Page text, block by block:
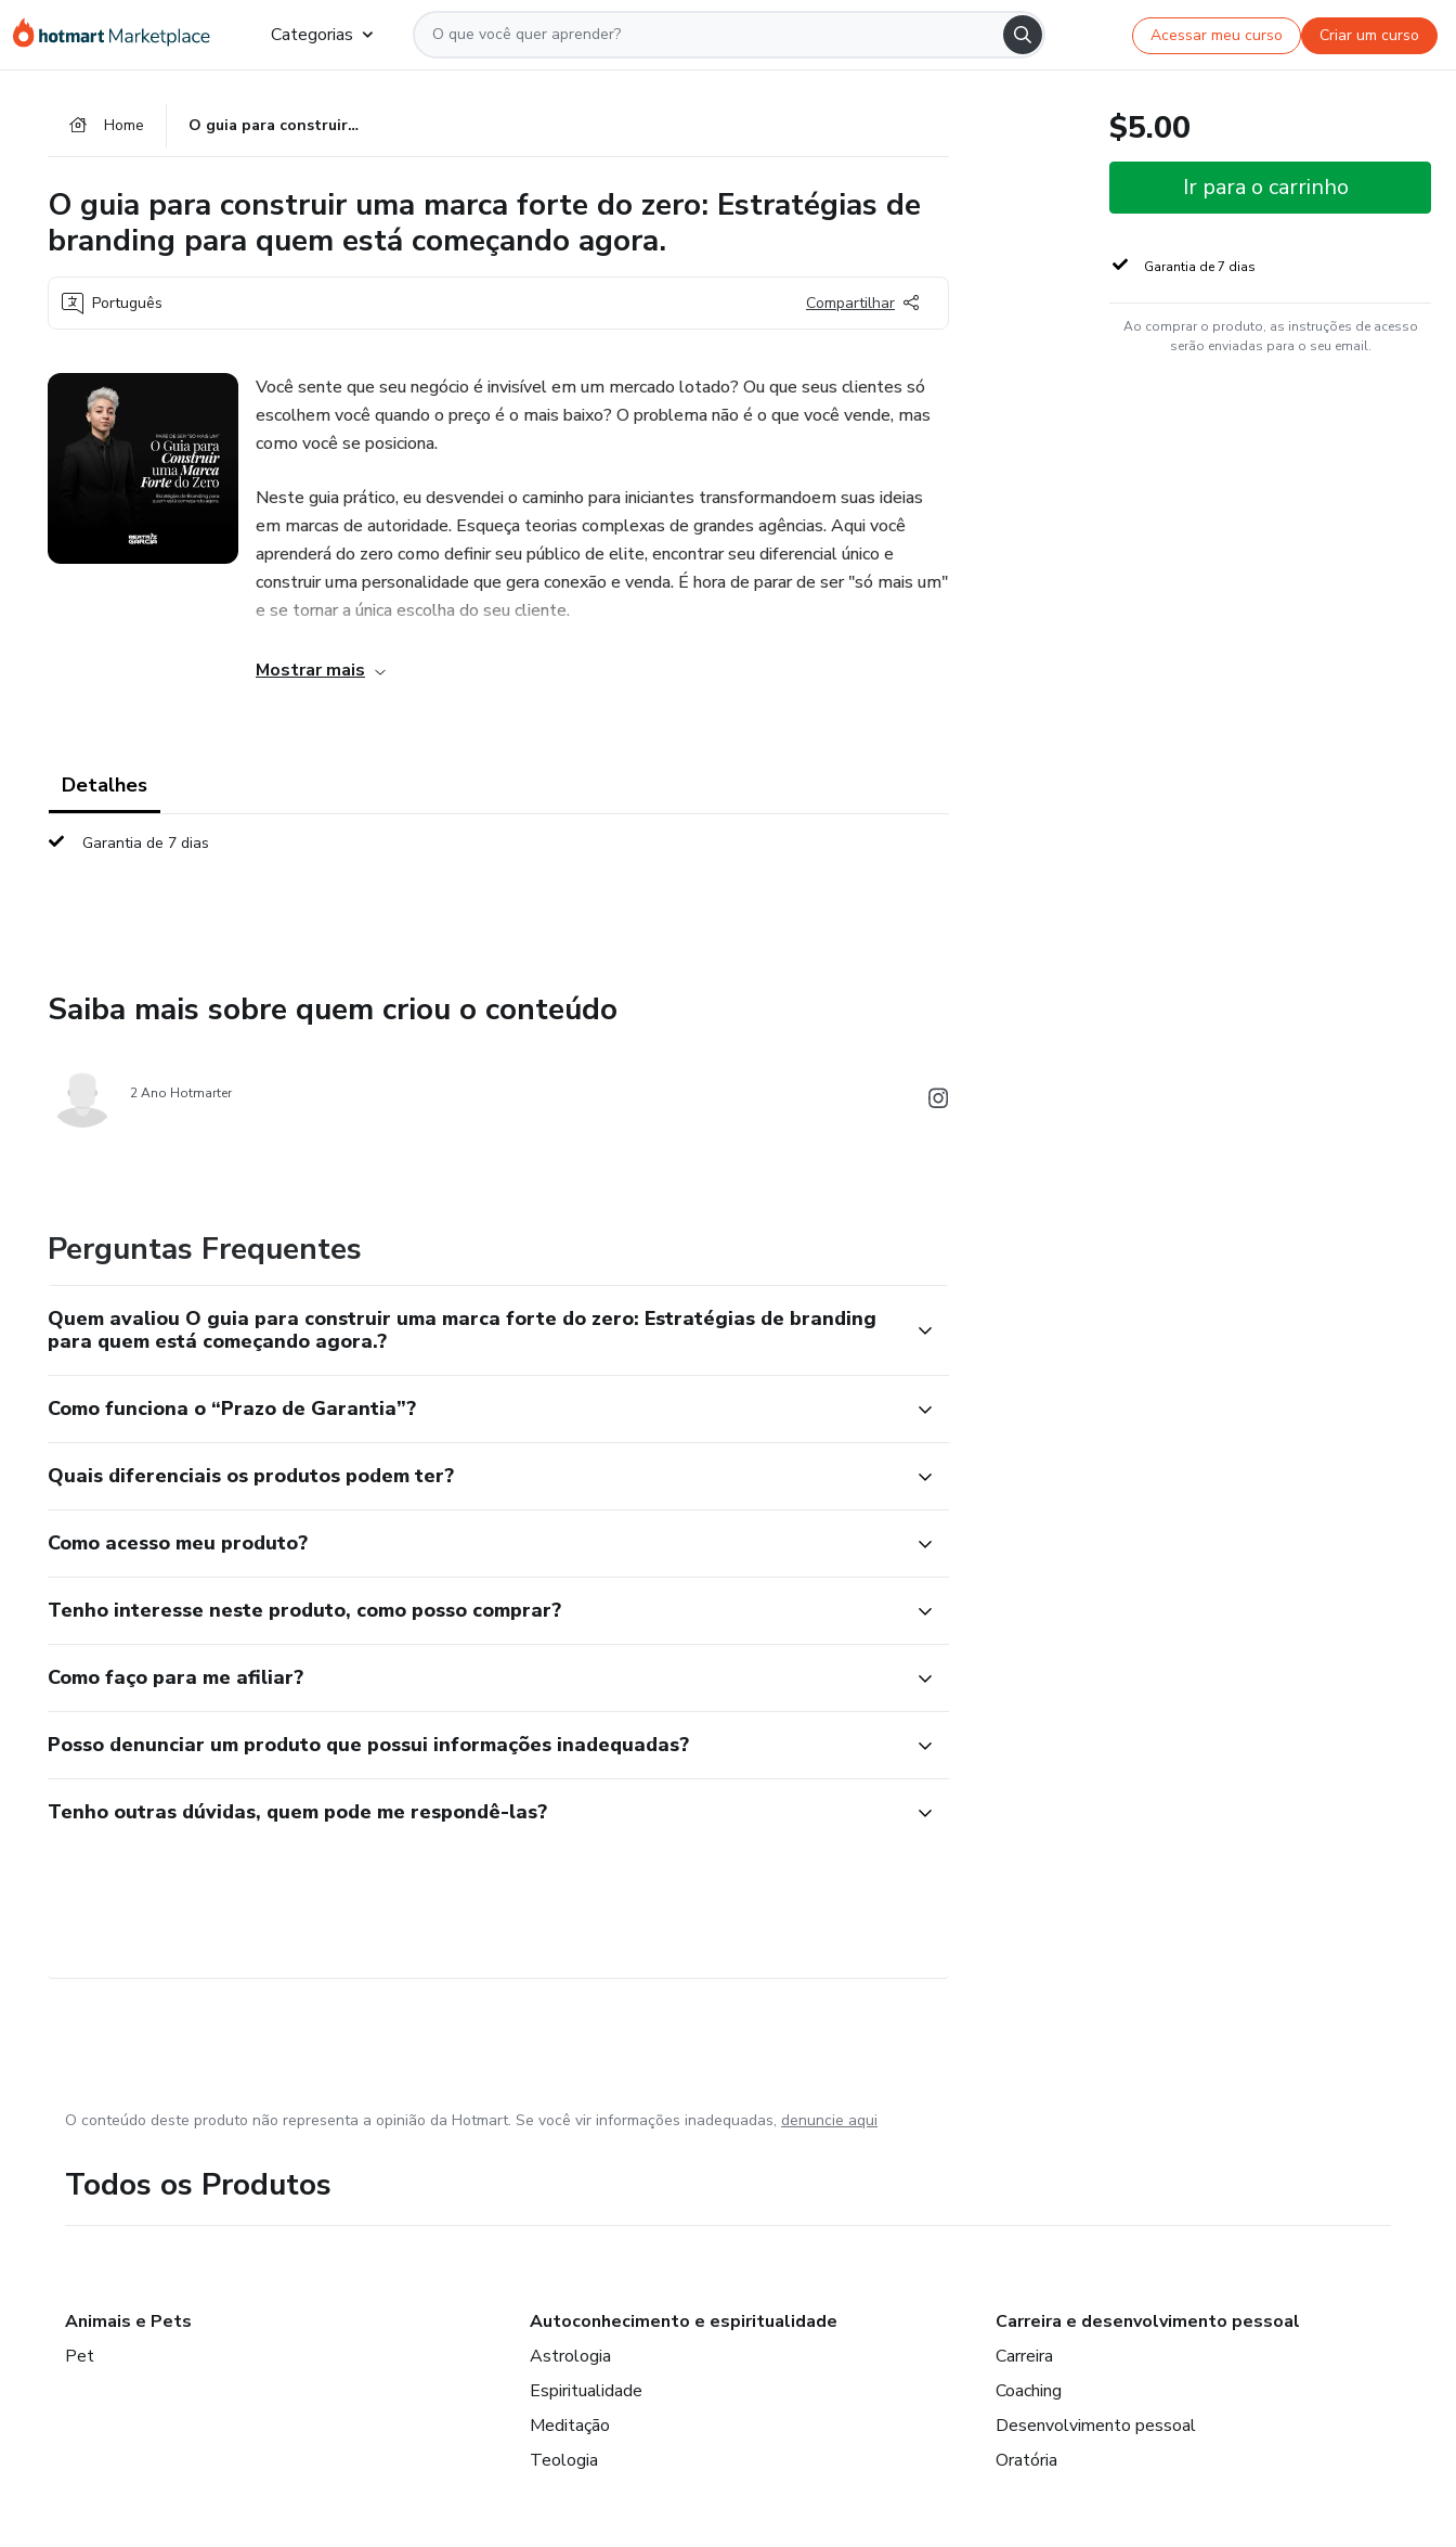
para
para
para
Categorias Acessar meu curso Criar um curso
Home O guia para construir uma marca forte do zero: Estratégias de branding para quem está começando agora.
O guia para construir uma marca forte do zero: Estratégias de
branding para quem está começando agora.
Português Compartilhar
Você sente que seu negócio é invisível em um mercado lotado? Ou que seus clientes só
escolhem você quando o preço é o mais baixo? O problema não é o que você vende, mas
como você se posiciona.
Neste guia prático, eu desvendei o caminho para iniciantes transformandoem suas ideias
em marcas de autoridade. Esqueça teorias complexas de grandes agências. Aqui você
aprenderá do zero como definir seu público de elite, encontrar seu diferencial único e
construir uma personalidade que gera conexão e venda. É hora de parar de ser "só mais um"
e se tornar a única escolha do seu cliente.
Mostrar mais
Detalhes
Garantia de 7 dias
Saiba mais sobre quem criou o conteúdo
2 Ano Hotmarter
Perguntas Frequentes
Quem avaliou O guia para construir uma marca forte do zero: Estratégias de branding
para quem está começando agora.?
Como funciona o “Prazo de Garantia”?
Quais diferenciais os produtos podem ter?
Como acesso meu produto?
Tenho interesse neste produto, como posso comprar?
Como faço para me afiliar?
Posso denunciar um produto que possui informações inadequadas?
Tenho outras dúvidas, quem pode me respondê-las?
$5.00
Ir para o carrinho
Garantia de 7 dias
Ao comprar o produto, as instruções de acesso
serão enviadas para o seu email.
O conteúdo deste produto não representa a opinião da Hotmart. Se você vir informações inadequadas, denuncie aqui
Todos os Produtos
Animais e Pets
Pet
Autoconhecimento e espiritualidade
Astrologia
Espiritualidade
Meditação
Teologia
Carreira e desenvolvimento pessoal
Carreira
Coaching
Desenvolvimento pessoal
Oratória